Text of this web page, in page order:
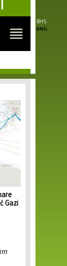
BHS
ENG
Gazi